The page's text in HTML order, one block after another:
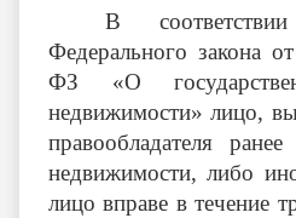
В
Федерального закона
ФЗ «О
недвижимости» лицо,
правообладателя
недвижимости, либо
лицо вправе в течение